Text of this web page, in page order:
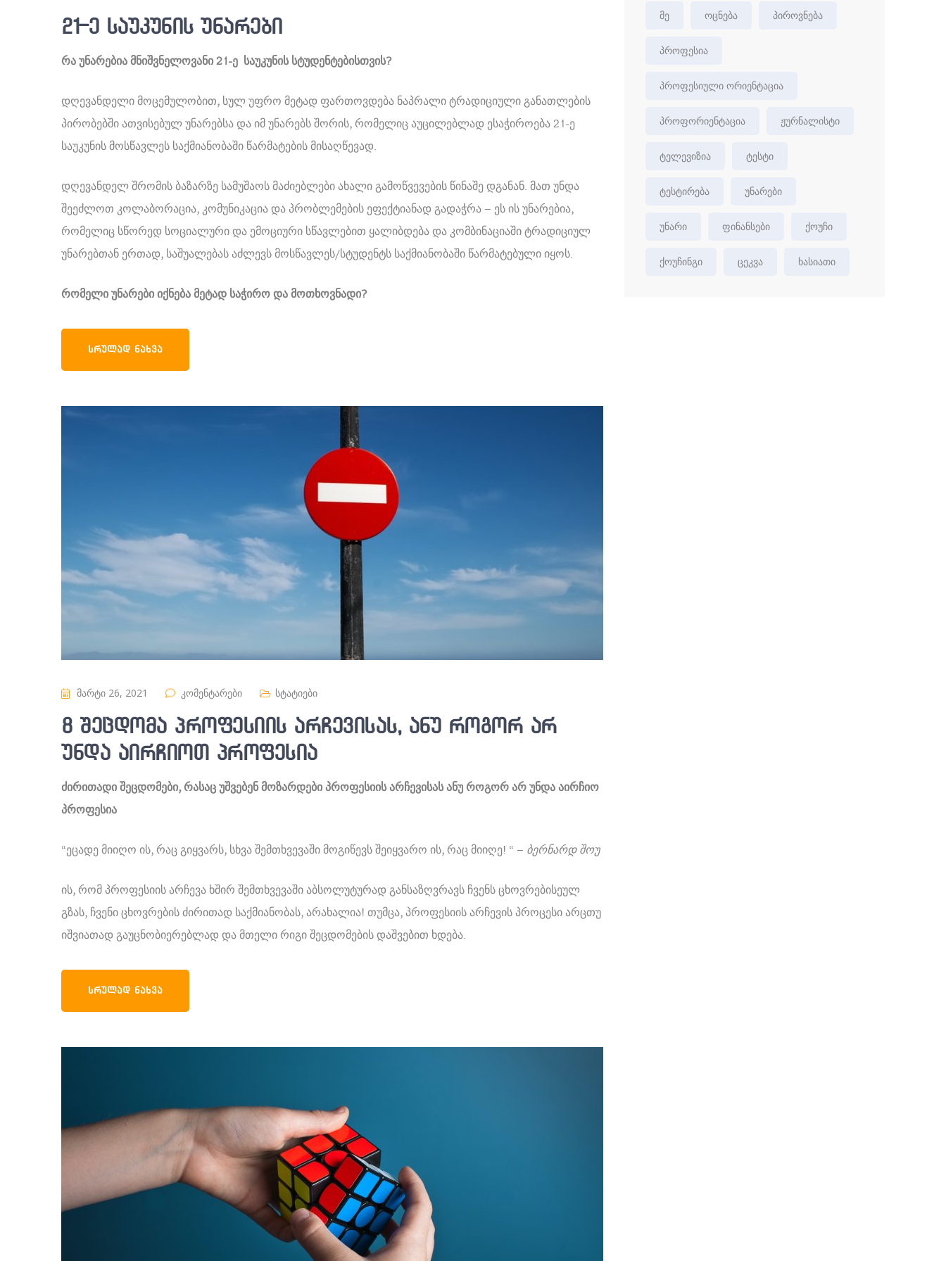
21-ე საუკუნის უნარები
რა უნარებია მნიშვნელოვანი 21-ე საუკუნის სტუდენტებისთვის?
დღევანდელი მოცემულობით, სულ უფრო მეტად ფართოვდება ნაპრალი ტრადიციული განათლების
პირობებში ათვისებულ უნარებსა და იმ უნარებს შორის, რომელიც აუცილებლად ესაჭიროება 21-ე
საუკუნის მოსწავლეს საქმიანობაში წარმატების მისაღწევად.
დღევანდელ შრომის ბაზარზე სამუშაოს მაძიებლები ახალი გამოწვევების წინაშე დგანან. მათ უნდა
შეეძლოთ კოლაბორაცია, კომუნიკაცია და პრობლემების ეფექტიანად გადაჭრა – ეს ის უნარებია,
რომელიც სწორედ სოციალური და ემოციური სწავლებით ყალიბდება და კომბინაციაში ტრადიციულ
უნარებთან ერთად, საშუალებას აძლევს მოსწავლეს/სტუდენტს საქმიანობაში წარმატებული იყოს.
რომელი უნარები იქნება მეტად საჭირო და მოთხოვნადი?
ᲡᲠᲣᲚᲐᲓ ᲜᲐᲮᲕᲐ
მარტი 26, 2021 კომენტარები სტატიები
8 შეცდომა პროფესიის არჩევისას, ანუ როგორ არ
უნდა აირჩიოთ პროფესია
ძირითადი შეცდომები, რასაც უშვებენ მოზარდები პროფესიის არჩევისას ანუ როგორ არ უნდა აირჩიო
პროფესია
“ეცადე მიიღო ის, რაც გიყვარს, სხვა შემთხვევაში მოგიწევს შეიყვარო ის, რაც მიიღე! “ – ბერნარდ შოუ
ის, რომ პროფესიის არჩევა ხშირ შემთხვევაში აბსოლუტურად განსაზღვრავს ჩვენს ცხოვრებისეულ
გზას, ჩვენი ცხოვრების ძირითად საქმიანობას, არახალია! თუმცა, პროფესიის არჩევის პროცესი არცთუ
იშვიათად გაუცნობიერებლად და მთელი რიგი შეცდომების დაშვებით ხდება.
ᲡᲠᲣᲚᲐᲓ ᲜᲐᲮᲕᲐ
მე ოცნება პიროვნება
პროფესია
პროფესიული ორიენტაცია
პროფორიენტაცია ჟურნალისტი
ტელევიზია ტესტი
ტესტირება უნარები
უნარი ფინანსები ქოუჩი
ქოუჩინგი ცეკვა ხასიათი